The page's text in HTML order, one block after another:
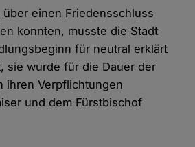
einen Friedensschluss
konnten, musste die Stadt
für neutral erklärt
sie wurde für die Dauer der
ihren Verpflichtungen
und dem Fürstbischof